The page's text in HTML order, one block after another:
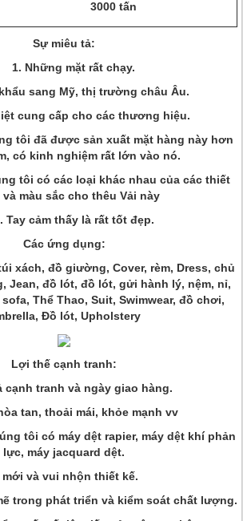
3000 tấn
Sự miêu tả:
1. Những mặt rất chạy.
sang Mỹ, thị trường châu Âu.
cung cấp cho các thương hiệu.
tôi đã được sản xuất mặt hàng này hơn
có kinh nghiệm rất lớn vào nó.
tôi có các loại khác nhau của các thiết
và màu sắc cho thêu Vải này
Tay cảm thấy là rất tốt đẹp.
Các ứng dụng:
xách, đồ giường, Cover, rèm, Dress, chủ
Jean, đồ lót, đồ lót, gửi hành lý, nệm, nỉ,
Thể Thao, Suit, Swimwear, đồ chơi,
Đồ lót, Upholstery
Lợi thế cạnh tranh:
cạnh tranh và ngày giao hàng.
tan, thoải mái, khỏe mạnh vv
tôi có máy dệt rapier, máy dệt khí phản
lực, máy jacquard dệt.
mới và vui nhộn thiết kế.
trong phát triển và kiểm soát chất lượng.